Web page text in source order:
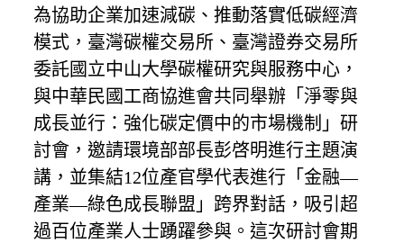
為協助企業加速減碳、推動落實低碳經濟
模式，臺灣碳權交易所、臺灣證券交易所
委託國立中山大學碳權研究與服務中心，
與中華民國工商協進會共同舉辦「淨零與
成長並行：強化碳定價中的市場機制」研
討會，邀請環境部部長彭啓明進行主題演
講，並集結12位產官學代表進行「金融—
產業—綠色成長聯盟」跨界對話，吸引超
過百位產業人士踴躍參與。這次研討會期